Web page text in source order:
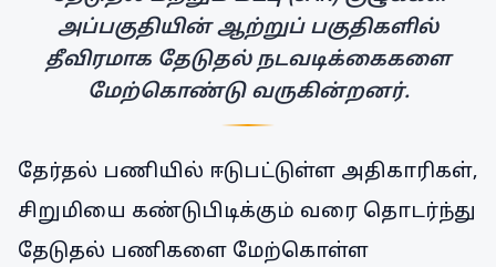
அப்பகுதியின் ஆற்றுப் பகுதிகளில்
தீவிரமாக தேடுதல் நடவடிக்கைகளை
மேற்கொண்டு வருகின்றனர்.
தேர்தல் பணியில் ஈடுபட்டுள்ள அதிகாரிகள்,
சிறுமியை கண்டுபிடிக்கும் வரை தொடர்ந்து
தேடுதல் பணிகளை மேற்கொள்ள